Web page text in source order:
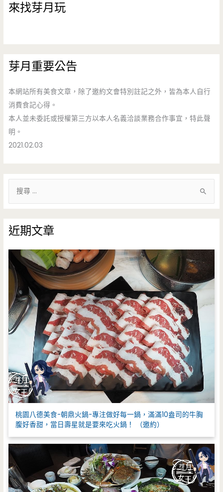
來找芽月玩
芽月重要公告
本網站所有美食文章，除了邀約文會特別註記之外，皆為本人自行
消費食記心得。
本人並未委託或授權第三方以本人名義洽談業務合作事宜，特此聲
明。
2021.02.03
鍵
字
:
近期文章
桃園八德美食-朝鼎火鍋-專注做好每一鍋，滿滿10盎司的牛胸
腹好香甜，當日壽星就是要來吃火鍋！ （邀約）